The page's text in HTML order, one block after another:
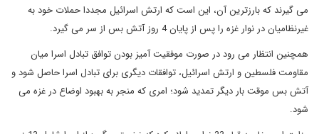
می گیرند که بارزترین آن، این است که ارتش اسرائیل مجددا حملات خود به
غیرنظامیان در نوار غزه را پس از پایان 4 روز آتش بس از سر می گیرد.
همچنین انتظار می رود در صورت موفقیت آمیز بودن توافق تبادل اسرا میان
مقاومت فلسطین و ارتش اسرائیل، توافقات دیگری برای تبادل اسرا حاصل شود و
آتش بس موقت بار دیگر تمدید شود؛ امری که منجر به بهبود اوضاع در غزه می
شود.